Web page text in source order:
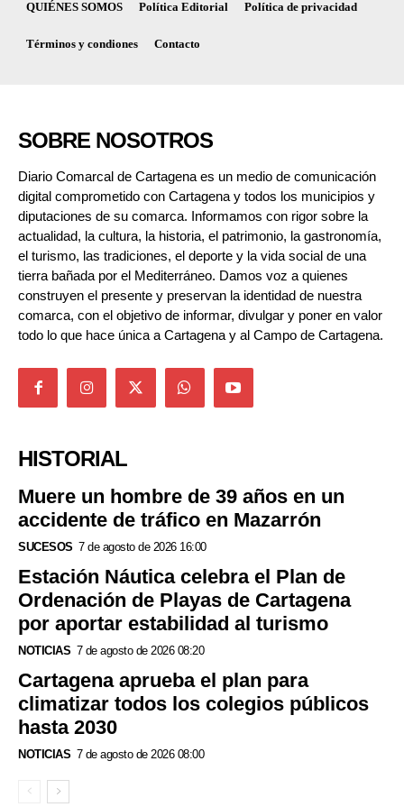
QUIÉNES SOMOS Política Editorial Política de privacidad
Términos y condiones Contacto
SOBRE NOSOTROS
Diario Comarcal de Cartagena es un medio de comunicación
digital comprometido con Cartagena y todos los municipios y
diputaciones de su comarca. Informamos con rigor sobre la
actualidad, la cultura, la historia, el patrimonio, la gastronomía,
el turismo, las tradiciones, el deporte y la vida social de una
tierra bañada por el Mediterráneo. Damos voz a quienes
construyen el presente y preservan la identidad de nuestra
comarca, con el objetivo de informar, divulgar y poner en valor
todo lo que hace única a Cartagena y al Campo de Cartagena.
HISTORIAL
Muere un hombre de 39 años en un
accidente de tráfico en Mazarrón
SUCESOS 7 de agosto de 2026 16:00
Estación Náutica celebra el Plan de
Ordenación de Playas de Cartagena
por aportar estabilidad al turismo
NOTICIAS 7 de agosto de 2026 08:20
Cartagena aprueba el plan para
climatizar todos los colegios públicos
hasta 2030
NOTICIAS 7 de agosto de 2026 08:00